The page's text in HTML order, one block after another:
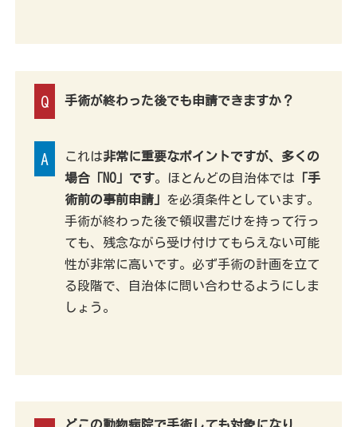
Q 手術が終わった後でも申請できますか？
A これは非常に重要なポイントですが、多くの
場合「NO」です。ほとんどの自治体では 「手
術前の事前申請」 を必須条件としています。
手術が終わった後で領収書だけを持って行っ
ても、残念ながら受け付けてもらえない可能
性が非常に高いです。必ず手術の計画を立て
る段階で、自治体に問い合わせるようにしま
しょう。